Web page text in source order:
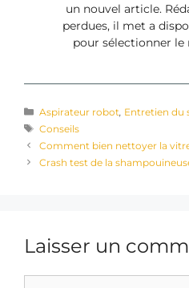
un nouvel article.
perdues, il met a
pour sélectionner
Aspirateur robot Entretien du
Conseils
Comment bien nettoyer la
Crash test de la
Laisser un